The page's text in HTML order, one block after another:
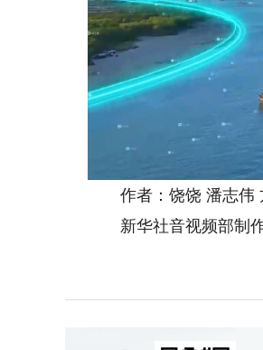
作者：饶饶 潘志伟
新华社音视频部制